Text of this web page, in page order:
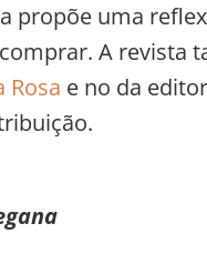
propõe uma
A revista
Rosa e no da